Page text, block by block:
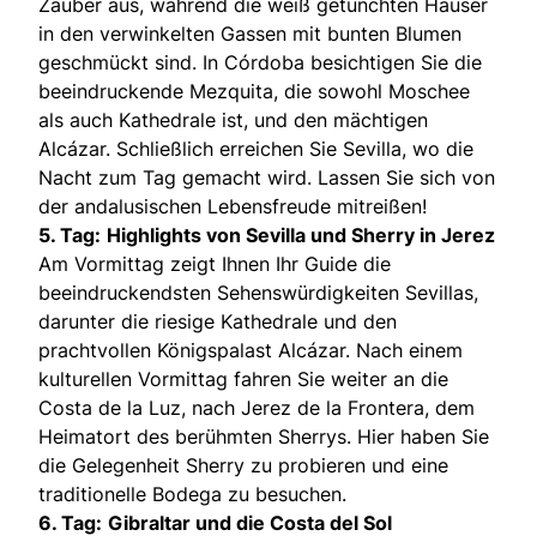
in den verwinkelten Gassen mit bunten Blumen
geschmückt sind. In Córdoba besichtigen Sie die
beeindruckende Mezquita, die sowohl Moschee
als auch Kathedrale ist, und den mächtigen
Alcázar. Schließlich erreichen Sie Sevilla, wo die
Nacht zum Tag gemacht wird. Lassen Sie sich von
der andalusischen Lebensfreude mitreißen!
5. Tag: Highlights von Sevilla und Sherry in Jerez
Am Vormittag zeigt Ihnen Ihr Guide die
beeindruckendsten Sehenswürdigkeiten Sevillas,
darunter die riesige Kathedrale und den
prachtvollen Königspalast Alcázar. Nach einem
kulturellen Vormittag fahren Sie weiter an die
Costa de la Luz, nach Jerez de la Frontera, dem
Heimatort des berühmten Sherrys. Hier haben Sie
die Gelegenheit Sherry zu probieren und eine
traditionelle Bodega zu besuchen.
6. Tag: Gibraltar und die Costa del Sol